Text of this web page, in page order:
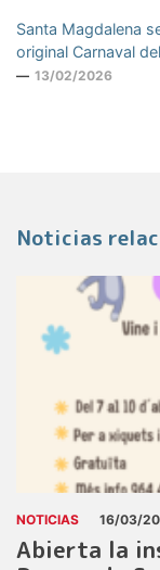
Santa Magdalena
original Carnaval
13/02/2026
Noticias
NOTICIAS 16/03/
Abierta la